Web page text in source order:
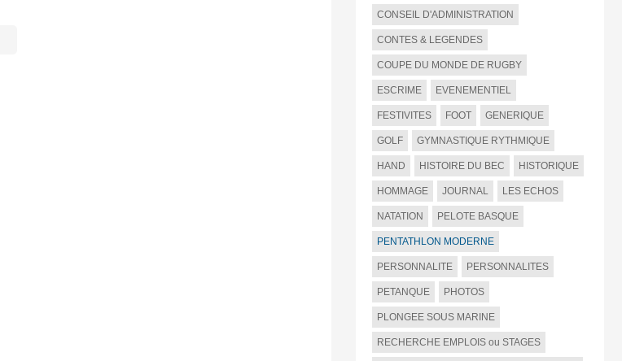
CONSEIL D'ADMINISTRATION
CONTES & LEGENDES
COUPE DU MONDE DE RUGBY
ESCRIME EVENEMENTIEL
FESTIVITES FOOT GENERIQUE
GOLF GYMNASTIQUE RYTHMIQUE
HAND HISTOIRE DU BEC HISTORIQUE
HOMMAGE JOURNAL LES ECHOS
NATATION PELOTE BASQUE
PENTATHLON MODERNE
PERSONNALITE PERSONNALITES
PETANQUE PHOTOS
PLONGEE SOUS MARINE
RECHERCHE EMPLOIS ou STAGES